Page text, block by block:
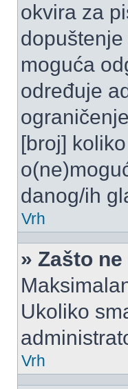
okvira za
moguća
određuje
[broj]
danog/ih
Vrh
» Zašto
Ukoliko
Vrh